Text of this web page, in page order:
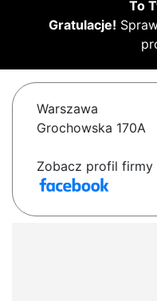
To
Gratulacje!
Warszawa
Grochowska 170A
Zobacz profil firmy